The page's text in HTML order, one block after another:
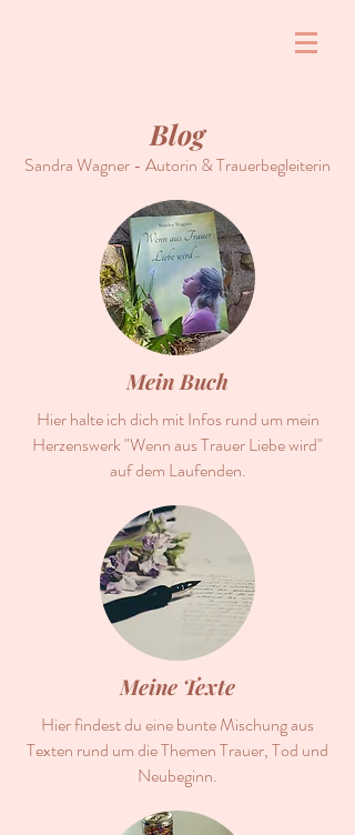
Blog
Sandra Wagner - Autorin & Trauerbegleiterin
Mein Buch
Hier halte ich dich mit Infos rund um mein
Herzenswerk "Wenn aus Trauer Liebe wird"
auf dem Laufenden.
Meine Texte
Hier findest du eine bunte Mischung aus
Texten rund um die Themen Trauer, Tod und
Neubeginn.